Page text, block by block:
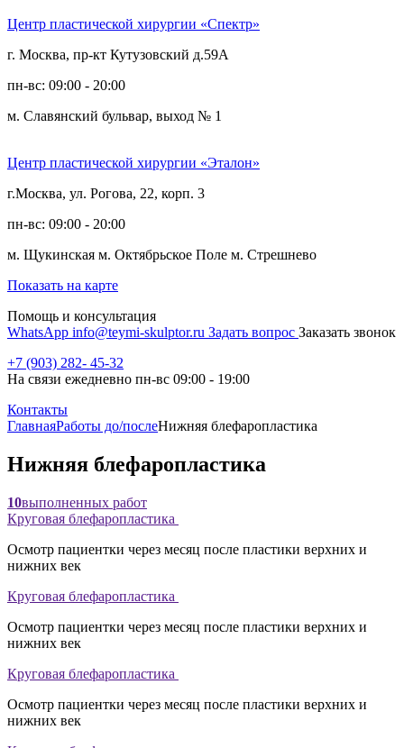
Центр пластической хирургии «Спектр»
г. Москва, пр-кт Кутузовский д.59А
пн-вс: 09:00 - 20:00
м. Славянский бульвар, выход № 1
Центр пластической хирургии «Эталон»
г.Москва, ул. Рогова, 22, корп. 3
пн-вс: 09:00 - 20:00
м. Щукинская м. Октябрьское Поле м. Стрешнево
Показать на карте
Помощь и консультация
WhatsApp info@teymi-skulptor.ru Задать вопрос Заказать звонок
+7 (903) 282- 45-32
На связи ежедневно пн-вс 09:00 - 19:00
Контакты
ГлавнаяРаботы до/послеНижняя блефаропластика
Нижняя блефаропластика
10выполненных работ
Круговая блефаропластика
Осмотр пациентки через месяц после пластики верхних и
нижних век
Круговая блефаропластика
Осмотр пациентки через месяц после пластики верхних и
нижних век
Круговая блефаропластика
Осмотр пациентки через месяц после пластики верхних и
нижних век